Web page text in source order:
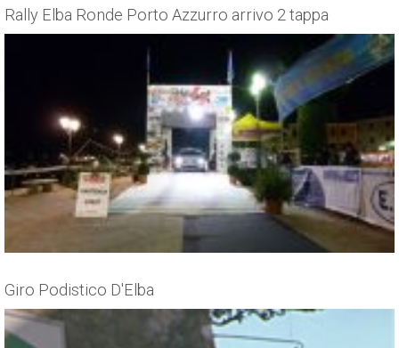
Rally Elba Ronde Porto Azzurro arrivo 2 tappa
Giro Podistico D'Elba